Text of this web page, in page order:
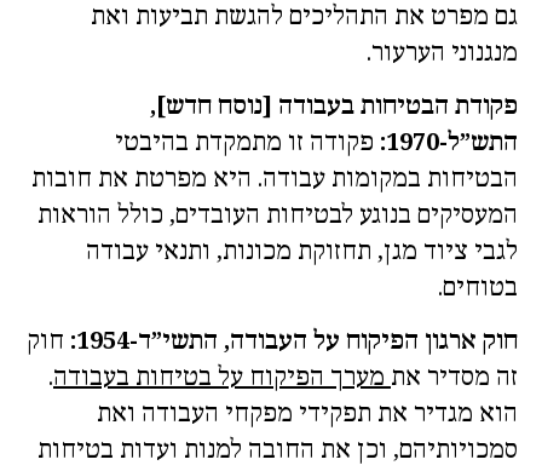
גם מפרט את התהליכים להגשת תביעות ואת
מנגנוני הערעור.
פקודת הבטיחות בעבודה [נוסח חדש],
התש”ל-1970:
פקודה זו מתמקדת בהיבטי
הבטיחות במקומות עבודה. היא מפרטת את חובות
המעסיקים בנוגע לבטיחות העובדים, כולל הוראות
לגבי ציוד מגן, תחזוקת מכונות, ותנאי עבודה
בטוחים.
חוק ארגון הפיקוח על העבודה, התשי”ד-1954:
חוק
זה מסדיר את מערך הפיקוח על בטיחות בעבודה.
הוא מגדיר את תפקידי מפקחי העבודה ואת
סמכויותיהם, וכן את החובה למנות ועדות בטיחות